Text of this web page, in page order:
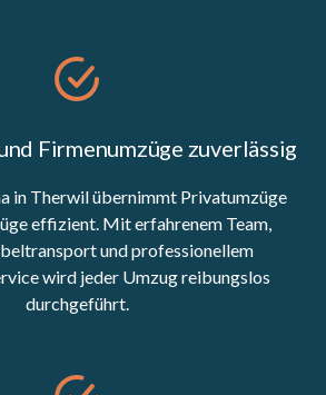
Firmenumzüge zuverlässig
in Therwil übernimmt Privatumzüge
effizient. Mit erfahrenem Team,
und professionellem
wird jeder Umzug reibungslos
durchgeführt.